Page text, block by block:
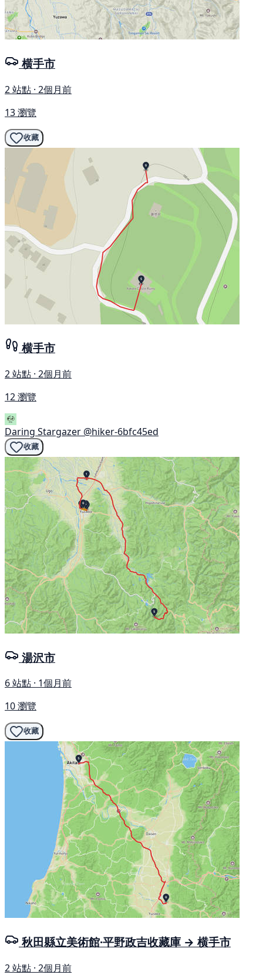
横手市
2 站點 · 2個月前
13 瀏覽
收藏
横手市
2 站點 · 2個月前
12 瀏覽
Daring Stargazer @hiker-6bfc45ed
收藏
湯沢市
6 站點 · 1個月前
10 瀏覽
收藏
秋田縣立美術館·平野政吉收藏庫 → 横手市
2 站點 · 2個月前